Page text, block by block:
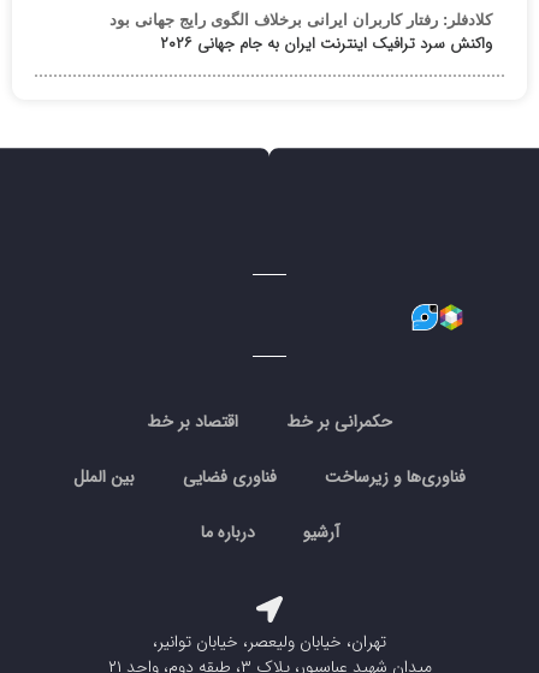
کلادفلر: رفتار کاربران ایرانی برخلاف الگوی رایج جهانی بود
واکنش سرد ترافیک اینترنت ایران به جام جهانی ۲۰۲۶
حکمرانی بر خط اقتصاد بر خط
فناوری‌ها و زیرساخت فناوری فضایی بین الملل
آرشیو درباره ما
تهران، خیابان ولیعصر، خیابان توانیر،
میدان شهید عباسپور، پلاک ۳، طبقه دوم، واحد ۲۱